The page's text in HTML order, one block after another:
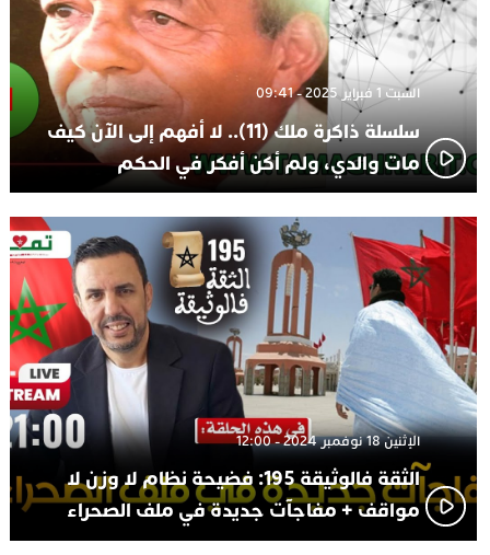
السبت 1 فبراير 2025 - 09:41
سلسلة ذاكرة ملك (11).. لا أفهم إلى الآن كيف
مات والدي، ولم أكن أفكر في الحكم
الإثنين 18 نوفمبر 2024 - 12:00
الثقة فالوثيقة 195: فضيحة نظام لا وزن لا
مواقف + مفاجآت جديدة في ملف الصحراء